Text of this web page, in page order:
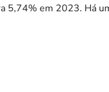
5,74% em 2023. Há